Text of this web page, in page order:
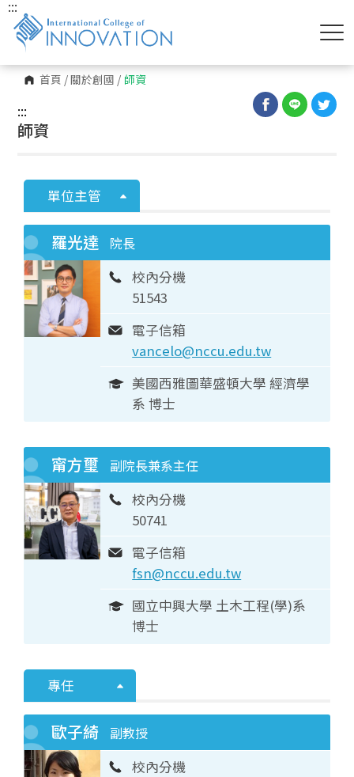
首頁 /關於創國 / 師資
:::
:::
師資
單位主管
羅光達 院長
校內分機
51543
電子信箱
vancelo@nccu.edu.tw
美國西雅圖華盛頓大學 經濟學
系 博士
甯方璽 副院長兼系主任
校內分機
50741
電子信箱
fsn@nccu.edu.tw
國立中興大學 土木工程(學)系
博士
專任
歐子綺 副教授
校內分機